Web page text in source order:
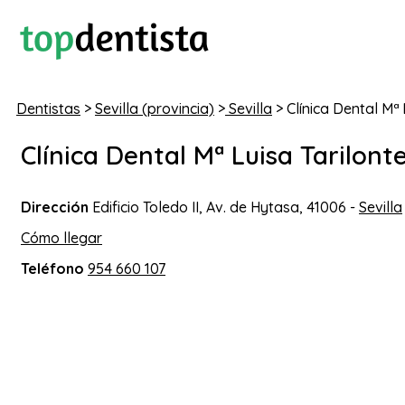
Dentistas > Sevilla (provincia) > Sevilla > Clínica Dental
Clínica Dental Mª Luisa
Dirección Edificio Toledo II, Av. de Hytasa, 41006 - Sevilla
Cómo llegar
Teléfono 954 660 107